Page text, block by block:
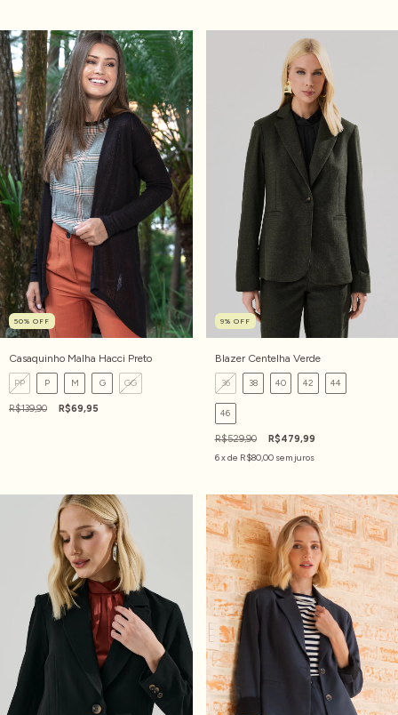
50% OFF
Casaquinho Malha Hacci Preto
PP P M G GG
R$139,90 R$69,95
9% OFF
Blazer Centelha Verde
36 38 40 42 44
46
R$529,90
R$479,99
6x de R$80,00 sem juros